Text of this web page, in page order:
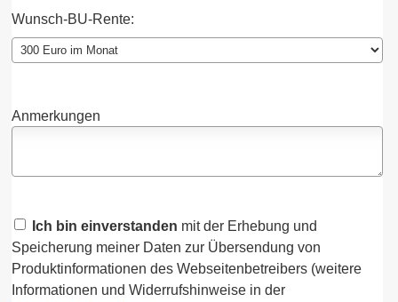
Wunsch-BU-Rente:
Anmerkungen
Ich bin einverstanden mit der Erhebung und
Speicherung meiner Daten zur Übersendung von
Produktinformationen des Webseitenbetreibers (weitere
Informationen und Widerrufshinweise in der